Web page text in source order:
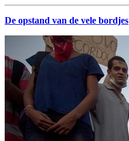
De opstand van de vele bordjes